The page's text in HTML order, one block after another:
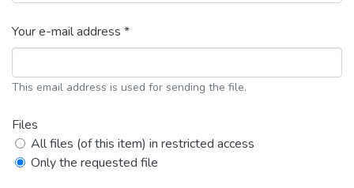
Your e-mail address *
This email address is used for sending the file.
Files
All files (of this item) in restricted access
Only the requested file